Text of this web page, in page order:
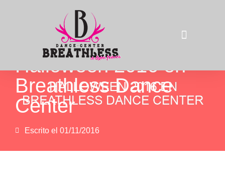
Halloween 2016 en
Breathless Dance
Center
Escrito el 01/11/2016